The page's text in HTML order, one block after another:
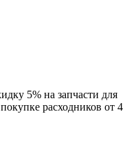
5% на запчасти для
расходников от 4